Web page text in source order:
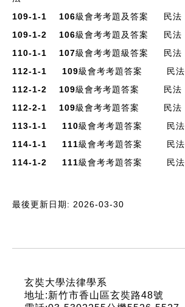
109-1-1 106級會考考題及答案
民法
109-1-2 106級會考考題及答案
民法
110-1-1 107級會考考題級答案
民法
112-1-1 109級會考考題答案
民法
112-1-2 109級會考考題答案
民法
112-2-1 109級會考考題答案
民法
113-1-1 110級會考考題答案
民法
114-1-1 111級會考考題答案 民法
114-1-2 111級會考考題答案
民法
最後更新日期: 2026-03-30
玄奘大學法律學系
地址:新竹市香山區玄奘路48號